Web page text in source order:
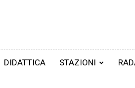
DIDATTICA STAZIONI